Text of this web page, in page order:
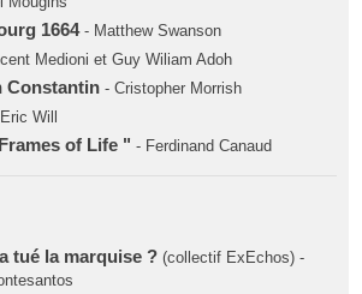
1664- Matthew Swanson
Medioni et Guy Wiliam Adoh
Constantin- Cristopher Morrish
Will
of Life " - Ferdinand Canaud
tué la marquise ?(collectif ExEchos) -